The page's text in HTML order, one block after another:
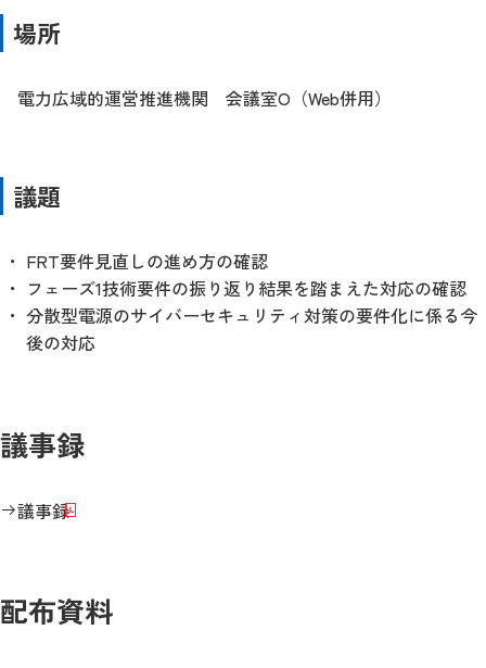
場所
電力広域的運営推進機関 会議室O（Web併用）
議題
FRT要件見直しの進め方の確認
フェーズ1技術要件の振り返り結果を踏まえた対応の確認
分散型電源のサイバーセキュリティ対策の要件化に係る今
後の対応
議事録
議事録
配布資料